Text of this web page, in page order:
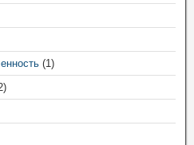
(1)